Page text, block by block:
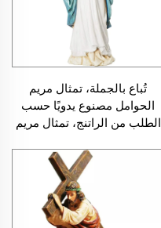
تُباع بالجملة، تمثال مريم
الحوامل مصنوع يدويًا حسب
الطلب من الراتنج، تمثال مريم
التمثال الديني لسيدة الأمل،
التمثال الكاثوليكي